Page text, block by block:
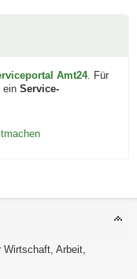
Amt24. Für
ein Service-
Arbeit,